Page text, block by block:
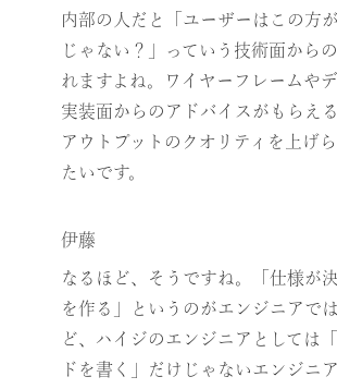
内部の人だと「ユーザーはこの方
じゃない？」っていう技術面から
れますよね。ワイヤーフレームや
実装面からのアドバイスがもらえ
アウトプットのクオリティを上げ
たいです。
伊藤
なるほど、そうですね。「仕様が
を作る」というのがエンジニアで
ど、ハイジのエンジニアとしては
ドを書く」だけじゃないエンジニ